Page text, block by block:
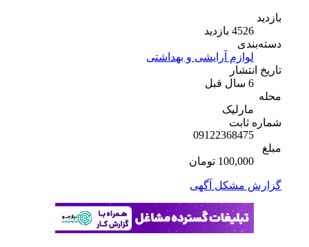
دسته‌بندی
لوازم آرایشی و بهداشتی
تاریخ انتشار
مارلیک
شماره ثابت
09122368475
100,000 تومان
گزارش مشکل آگهی